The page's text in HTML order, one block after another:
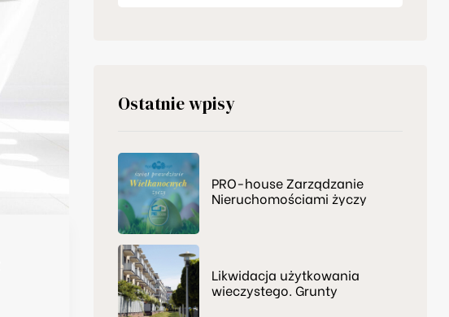
Ostatnie wpisy
PRO-house Zarządzanie
Nieruchomościami życzy
Likwidacja użytkowania
wieczystego. Grunty